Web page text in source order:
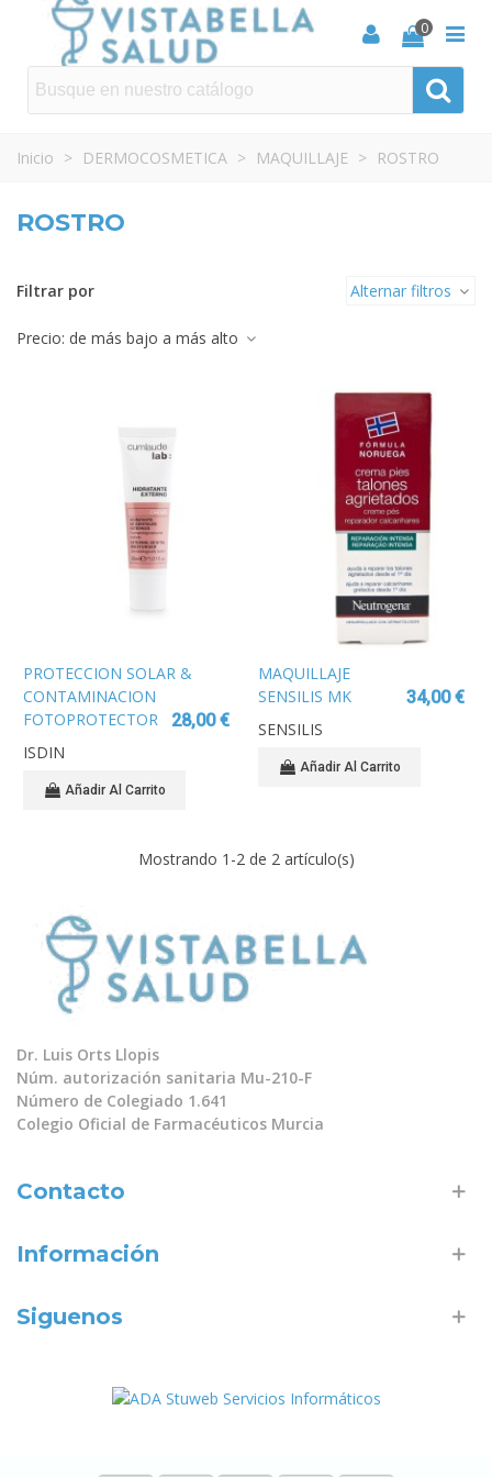
0
Inicio > DERMOCOSMETICA > MAQUILLAJE > ROSTRO
ROSTRO
Filtrar por Alternar filtros
Precio: de más bajo a más alto
PROTECCION SOLAR &
CONTAMINACION
FOTOPROTECTOR
SPF 50+ COLOR
ARENA MAQUILLAJE
28,00 €
ISDIN
Añadir Al Carrito
MAQUILLAJE
SENSILIS MK
POLVO COMPACTO
MATIFICANTE 11G
34,00 €
SENSILIS
Añadir Al Carrito
Mostrando 1 -2 de 2 artículo(s)
Dr. Luis Orts Llopis
Núm. autorización sanitaria Mu-210-F
Número de Colegiado 1.641
Colegio Oficial de Farmacéuticos Murcia
Contacto
Información
Siguenos